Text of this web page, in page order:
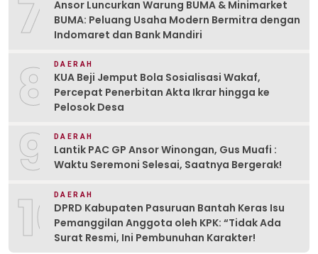
7
Ansor Luncurkan Warung BUMA & Minimarket
BUMA: Peluang Usaha Modern Bermitra dengan
Indomaret dan Bank Mandiri
8 DAERAH
KUA Beji Jemput Bola Sosialisasi Wakaf,
Percepat Penerbitan Akta Ikrar hingga ke
Pelosok Desa
9 DAERAH
Lantik PAC GP Ansor Winongan, Gus Muafi :
Waktu Seremoni Selesai, Saatnya Bergerak!
10DAERAH
DPRD Kabupaten Pasuruan Bantah Keras Isu
Pemanggilan Anggota oleh KPK: “Tidak Ada
Surat Resmi, Ini Pembunuhan Karakter!